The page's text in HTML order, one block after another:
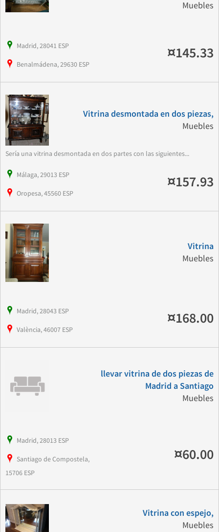
Muebles
Madrid, 28041 ESP
Benalmádena, 29630 ESP
¤145.33
Vitrina desmontada en dos piezas,
Muebles
Sería una vitrina desmontada en dos partes con las siguientes...
Málaga, 29013 ESP
Oropesa, 45560 ESP
¤157.93
Vitrina
Muebles
Madrid, 28043 ESP
València, 46007 ESP
¤168.00
llevar vitrina de dos piezas de
Madrid a Santiago
Muebles
Madrid, 28013 ESP
Santiago de Compostela,
15706 ESP
¤60.00
Vitrina con espejo,
Muebles